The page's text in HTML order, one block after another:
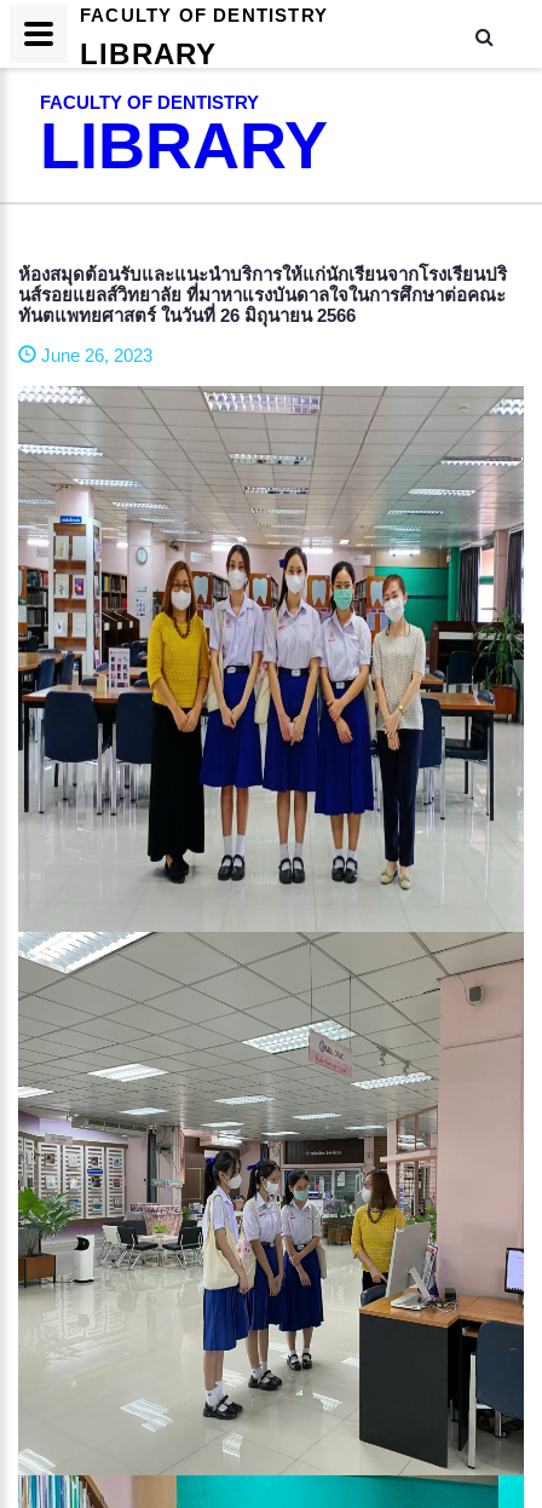
FACULTY OF DENTISTRY
LIBRARY
ห้องสมุดต้อนรับและแนะนำบริการให้แก่นักเรียนจากโรงเรียนปริ
นส์รอยแยลส์วิทยาลัย ที่มาหาแรงบันดาลใจในการศึกษาต่อคณะ
ทันตแพทยศาสตร์ ในวันที่ 26 มิถุนายน 2566
June 26, 2023
FACULTY OF DENTISTRY
LIBRARY